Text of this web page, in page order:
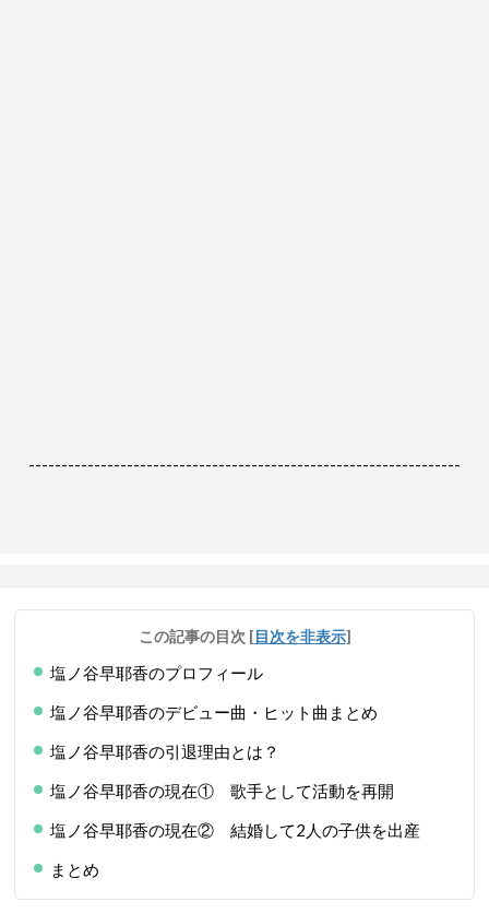
------------------------------------------------------------------
この記事の目次 [目次を非表示]
塩ノ谷早耶香のプロフィール
塩ノ谷早耶香のデビュー曲・ヒット曲まとめ
塩ノ谷早耶香の引退理由とは？
塩ノ谷早耶香の現在① 歌手として活動を再開
塩ノ谷早耶香の現在② 結婚して2人の子供を出産
まとめ